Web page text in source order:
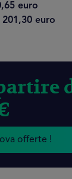
euro
201,30 euro
offerte !